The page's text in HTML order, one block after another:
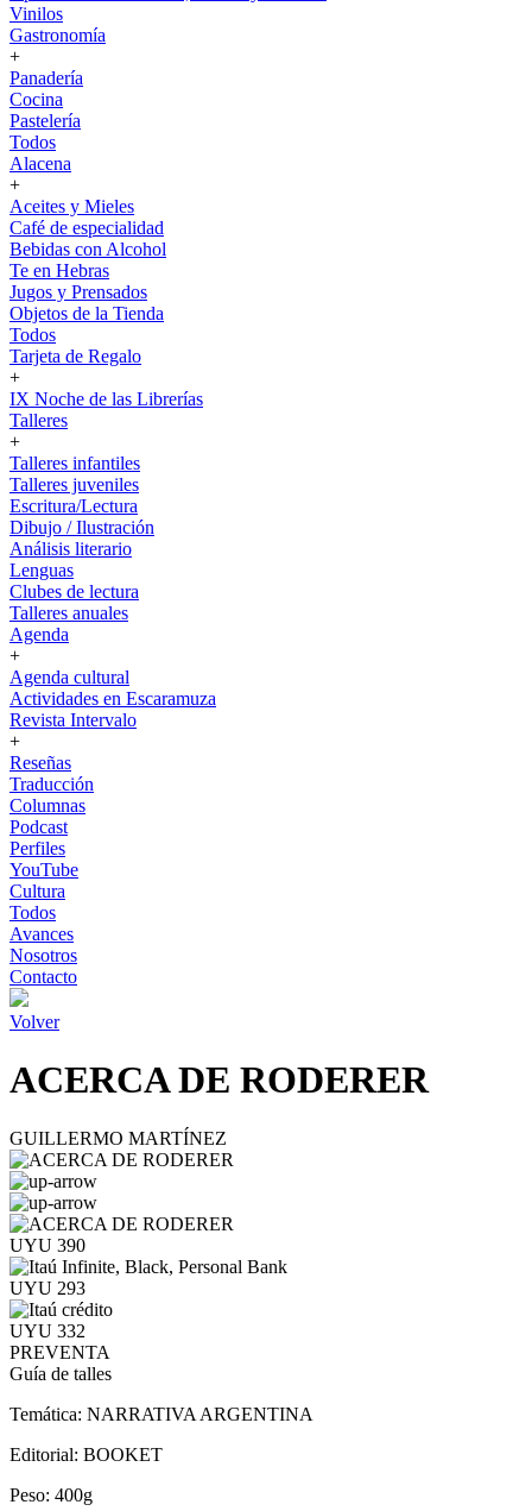
Vinilos
Gastronomía
+
Panadería
Cocina
Pastelería
Todos
Alacena
+
Aceites y Mieles
Café de especialidad
Bebidas con Alcohol
Te en Hebras
Jugos y Prensados
Objetos de la Tienda
Todos
Tarjeta de Regalo
+
IX Noche de las Librerías
Talleres
+
Talleres infantiles
Talleres juveniles
Escritura/Lectura
Dibujo / Ilustración
Análisis literario
Lenguas
Clubes de lectura
Talleres anuales
Agenda
+
Agenda cultural
Actividades en Escaramuza
Revista Intervalo
+
Reseñas
Traducción
Columnas
Podcast
Perfiles
YouTube
Cultura
Todos
Avances
Nosotros
Contacto
Volver
ACERCA DE RODERER
GUILLERMO MARTÍNEZ
UYU 390
UYU 293
UYU 332
PREVENTA
Guía de talles
Temática: NARRATIVA ARGENTINA
Editorial: BOOKET
Peso: 400g